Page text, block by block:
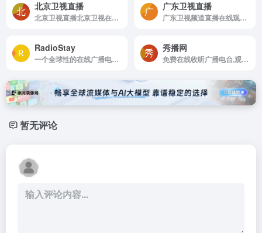
北京卫视直播
北京卫视直播北京卫视在线直播观看高清电视视频
广东卫视直播
广东卫视频道直播在线观看高清直播网站
RadioStay
一个全球性的在线广播电台网站
秀播网
免费在线收听广播电台,观看网络电视台节目
暂无评论